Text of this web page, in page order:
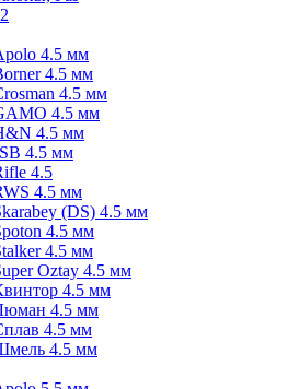
4.5 мм
4.5 мм
4.5 мм
4.5 мм
4.5 мм
4.5 мм
4.5
4.5 мм
(DS) 4.5 мм
4.5 мм
4.5 мм
Oztay 4.5 мм
4.5 мм
4.5 мм
4.5 мм
4.5 мм